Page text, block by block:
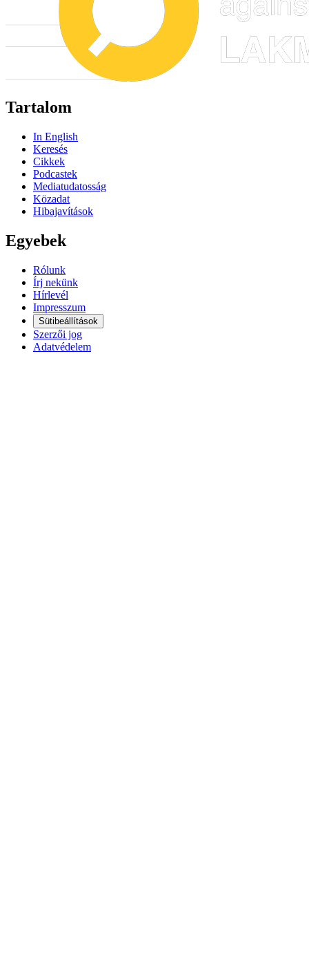
Tartalom
In English
Keresés
Cikkek
Podcastek
Mediatudatosság
Közadat
Hibajavítások
Egyebek
Rólunk
Írj nekünk
Hírlevél
Impresszum
Sütibeállítások
Szerzői jog
Adatvédelem